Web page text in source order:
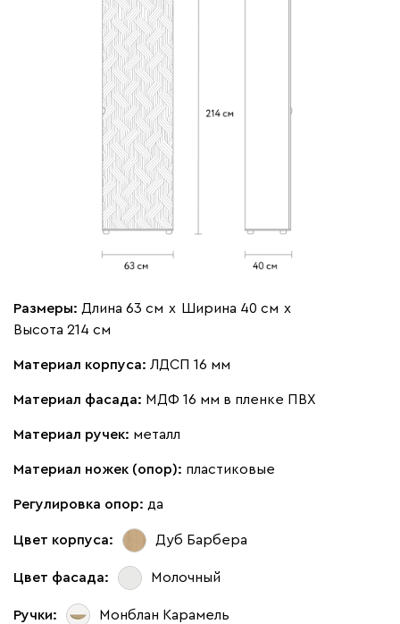
Размеры: Длина 63 см х Ширина 40 см х
Высота 214 см
Материал корпуса: ЛДСП 16 мм
Материал фасада: МДФ 16 мм в пленке ПВХ
Материал ручек: металл
Материал ножек (опор): пластиковые
Регулировка опор: да
Цвет корпуса: Дуб Барбера
Цвет фасада: Молочный
Ручки: Монблан Карамель